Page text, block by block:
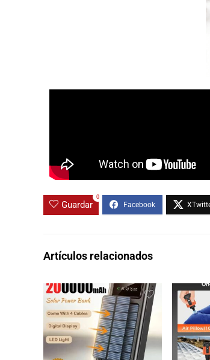
Guardar
0
Artículos relacionados